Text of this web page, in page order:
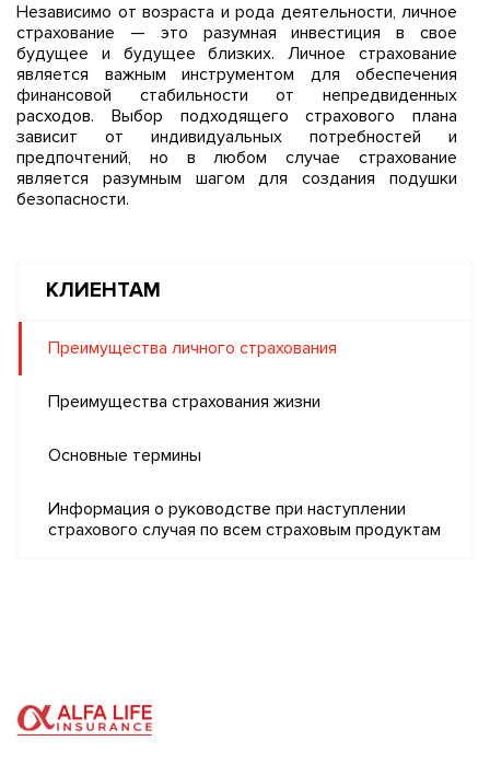
Независимо от возраста и рода деятельности, личное
страхование — это разумная инвестиция в свое
будущее и будущее близких. Личное страхование
является важным инструментом для обеспечения
финансовой стабильности от непредвиденных
расходов. Выбор подходящего страхового плана
зависит от индивидуальных потребностей и
предпочтений, но в любом случае страхование
является разумным шагом для создания подушки
безопасности.
КЛИЕНТАМ
Преимущества личного страхования
Преимущества страхования жизни
Основные термины
Информация о руководстве при наступлении
страхового случая по всем страховым продуктам